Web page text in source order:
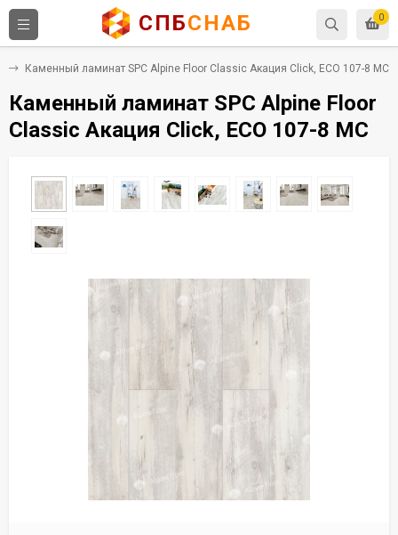
0
СПБСНАБ
Каменный ламинат SPC Alpine Floor Classic Акация Click, ЕСО 107-8 MC
Каменный ламинат SPC Alpine Floor
Classic Акация Click, ЕСО 107-8 MC